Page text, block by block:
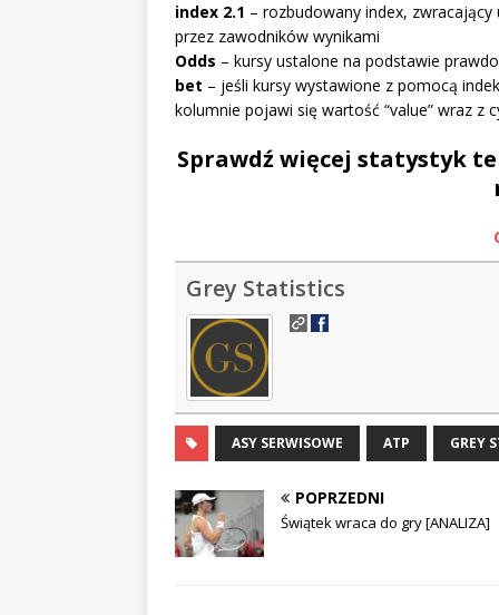
index 2.1 – rozbudowany index,
przez zawodników wynikami
Odds – kursy ustalone na podstawie
bet – jeśli kursy wystawione z pomocą
kolumnie pojawi się wartość “value” wraz z
Sprawdź więcej statystyk
Grey Statistics
ASY SERWISOWE ATP GREY
POPRZEDNI
Świątek wraca do gry [ANALIZA]